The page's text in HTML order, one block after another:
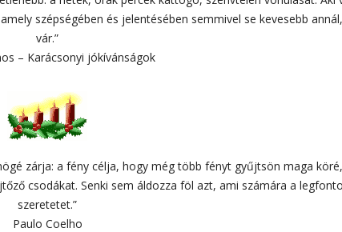
szépségében és jelentésében semmivel se kevesebb
vár.”
– Karácsonyi jókívánságok
zárja: a fény célja, hogy még több fényt gyűjtsön maga
csodákat. Senki sem áldozza föl azt, ami számára a
szeretetet.”
Paulo Coelho